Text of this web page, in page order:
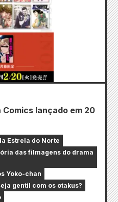
lançado em 20
Estrela do Norte
das filmagens do drama
Yoko-chan
gentil com os otakus?